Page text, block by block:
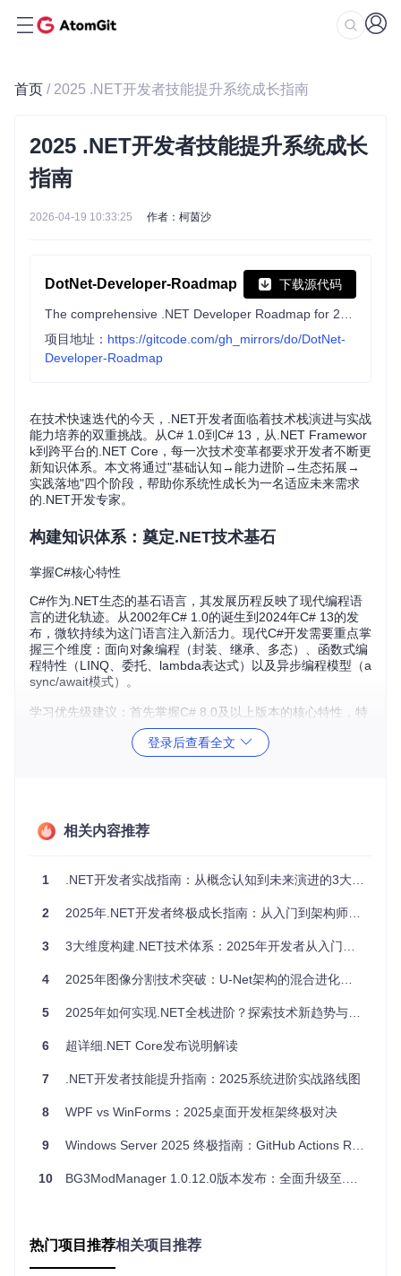
首页 / 2025 .NET开发者技能提升系统成长指南
2025 .NET开发者技能提升系统成长
指南
2026-04-19 10:33:25 作者：柯茵沙
DotNet-Developer-Roadmap 下载源代码
项目地址： https://gitcode.com/gh_mirrors/do/DotNet-
Developer-Roadmap
在技术快速迭代的今天，.NET开发者面临着技术栈演进与实战
能力培养的双重挑战。从C# 1.0到C# 13，从.NET Framewor
k到跨平台的.NET Core，每一次技术变革都要求开发者不断更
新知识体系。本文将通过"基础认知→能力进阶→生态拓展→
实践落地"四个阶段，帮助你系统性成长为一名适应未来需求
的.NET开发专家。
构建知识体系：奠定.NET技术基石
掌握C#核心特性
C#作为.NET生态的基石语言，其发展历程反映了现代编程语
言的进化轨迹。从2002年C# 1.0的诞生到2024年C# 13的发
布，微软持续为这门语言注入新活力。现代C#开发需要重点掌
握三个维度：面向对象编程（封装、继承、多态）、函数式编
程特性（LINQ、委托、lambda表达式）以及异步编程模型（a
sync/await模式）。
学习优先级建议：首先掌握C# 8.0及以上版本的核心特性，特
别是可空引用类型、模式匹配和异步流，这些特性已成为企业
开发的标准配置。对于C# 12-13的最新特性，如主构造函数和
集合表达式，可在基础稳固后逐步吸收。
助你写出更高效的代码。从JIT编译到垃圾回收机制，从内存
影响，以及最新的.NET 8/9运行时优化。
提升核心能力：从编码者到架构师
设计高质量软件架构
优秀的.NET开发者需要超越单纯的编码能力，掌握软件设计的
设计（DDD）则帮助开发者构建复杂业务系统。在微服务架构
尤为重要。
![.NET开发者技能体系架构图](https://raw.gitcode.com/gh_mi
527adfdac2fe04ae6959d03db/NET Developer Roadmap Mi
掌握数据访问技术
数据持久化是企业应用的核心需求。 Entity Framework Core
点选择合适的工具，并掌握查询优化、事务管理和连接池配置
登录后查看全文
相关内容推荐
1 .NET开发者实战指南：从概念认知到未来演进的3大阶段与15个核心能力模块
2 2025年.NET开发者终极成长指南：从入门到架构师的完整路线图
3 3大维度构建.NET技术体系：2025年开发者从入门到架构师的进阶指南
4 2025年图像分割技术突破：U-Net架构的混合进化与行业变革
5 2025年如何实现.NET全栈进阶？探索技术新趋势与能力提升路径
6 超详细.NET Core发布说明解读
7 .NET开发者技能提升指南：2025系统进阶实战路线图
8 WPF vs WinForms：2025桌面开发框架终极对决
9 Windows Server 2025 终极指南：GitHub Actions Runner 镜像完整功能前瞻 🚀
10 BG3ModManager 1.0.12.0版本发布：全面升级至.NET 8框架
热门项目推荐相关项目推荐